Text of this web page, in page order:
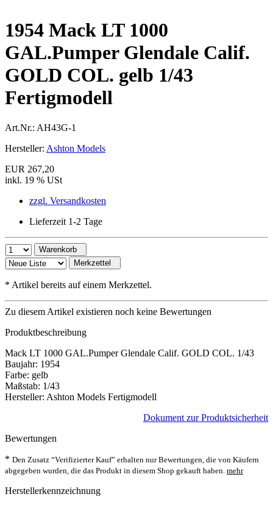
1954 Mack LT 1000
GAL.Pumper Glendale Calif.
GOLD COL. gelb 1/43
Fertigmodell
Art.Nr.: AH43G-1
Hersteller: Ashton Models
EUR 267,20
inkl. 19 % USt
zzgl. Versandkosten
Lieferzeit 1-2 Tage
Warenkorb
Merkzettel
* Artikel bereits auf einem Merkzettel.
Zu diesem Artikel existieren noch keine Bewertungen
Produktbeschreibung
Mack LT 1000 GAL.Pumper Glendale Calif. GOLD COL. 1/43
Baujahr: 1954
Farbe: gelb
Maßstab: 1/43
Hersteller: Ashton Models Fertigmodell
Dokument zur Produktsicherheit
Bewertungen
* Den Zusatz “Verifizierter Kauf” erhalten nur Bewertungen, die von Käufern
abgegeben wurden, die das Produkt in diesem Shop gekauft haben. mehr
Herstellerkennzeichnung